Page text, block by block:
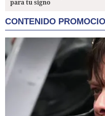
para tu signo
CONTENIDO